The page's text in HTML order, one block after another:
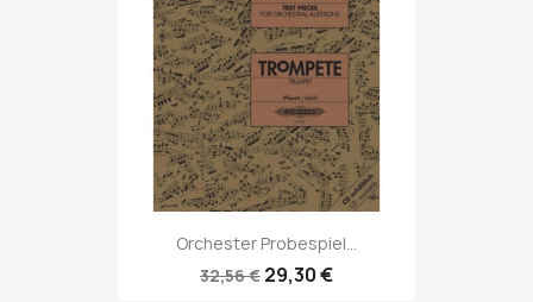
Orchester Probespiel...
32,56 € 29,30 €